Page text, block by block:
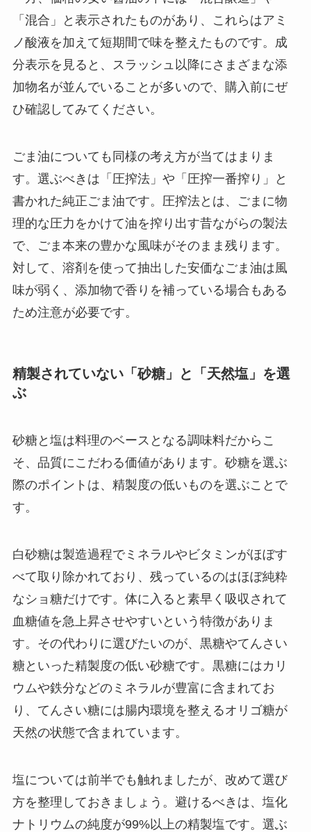
「混合」と表示されたものがあり、これらはアミ
ノ酸液を加えて短期間で味を整えたものです。成
分表示を見ると、スラッシュ以降にさまざまな添
加物名が並んでいることが多いので、購入前にぜ
ひ確認してみてください。
ごま油についても同様の考え方が当てはまりま
す。選ぶべきは「圧搾法」や「圧搾一番搾り」と
書かれた純正ごま油です。圧搾法とは、ごまに物
理的な圧力をかけて油を搾り出す昔ながらの製法
で、ごま本来の豊かな風味がそのまま残ります。
対して、溶剤を使って抽出した安価なごま油は風
味が弱く、添加物で香りを補っている場合もある
ため注意が必要です。
精製されていない「砂糖」と「天然塩」を選
ぶ
砂糖と塩は料理のベースとなる調味料だからこ
そ、品質にこだわる価値があります。砂糖を選ぶ
際のポイントは、精製度の低いものを選ぶことで
す。
白砂糖は製造過程でミネラルやビタミンがほぼす
べて取り除かれており、残っているのはほぼ純粋
なショ糖だけです。体に入ると素早く吸収されて
血糖値を急上昇させやすいという特徴がありま
す。その代わりに選びたいのが、黒糖やてんさい
糖といった精製度の低い砂糖です。黒糖にはカリ
ウムや鉄分などのミネラルが豊富に含まれてお
り、てんさい糖には腸内環境を整えるオリゴ糖が
天然の状態で含まれています。
塩については前半でも触れましたが、改めて選び
方を整理しておきましょう。避けるべきは、塩化
ナトリウムの純度が99%以上の精製塩です。選ぶ